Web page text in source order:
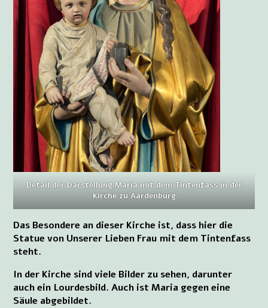
Detail der Darstellung Maria mit dem Tintenfass in der
Kirche zu Aardenburg
Das Besondere an dieser Kirche ist, dass hier die
Statue von Unserer Lieben Frau mit dem Tintenfass
steht.
In der Kirche sind viele Bilder zu sehen, darunter
auch ein Lourdesbild. Auch ist Maria gegen eine
Säule abgebildet.